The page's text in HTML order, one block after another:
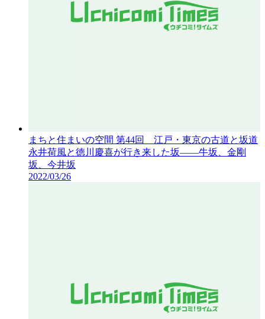
まちと住まいの空間 第44回 江戸・東京の古道と坂道
永井荷風と徳川慶喜が行き来した坂――牛坂、金剛
坂、今井坂
2022/03/26